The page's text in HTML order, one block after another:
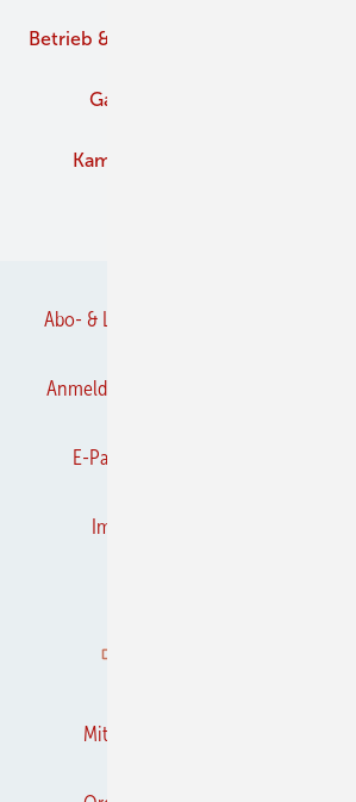
Betrieb & Management
Gaskamine
Kaminofen
Abo- & Leserservice
Anmelden
E-Paper
Impressum
Mitgliedschaften und Engagement